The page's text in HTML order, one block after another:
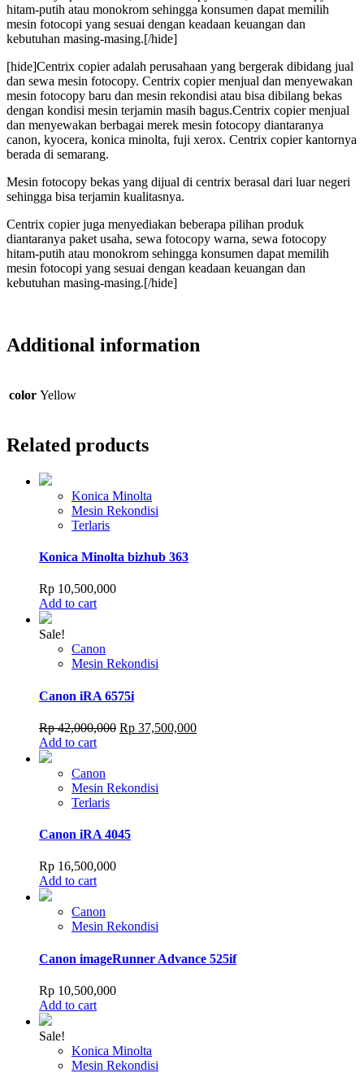
hitam-putih atau monokrom sehingga konsumen dapat memilih
mesin fotocopi yang sesuai dengan keadaan keuangan dan
kebutuhan masing-masing.[/hide]
[hide]Centrix copier adalah perusahaan yang bergerak dibidang jual
dan sewa mesin fotocopy. Centrix copier menjual dan menyewakan
mesin fotocopy baru dan mesin rekondisi atau bisa dibilang bekas
dengan kondisi mesin terjamin masih bagus.Centrix copier menjual
dan menyewakan berbagai merek mesin fotocopy diantaranya
canon, kyocera, konica minolta, fuji xerox. Centrix copier kantornya
berada di semarang.
Mesin fotocopy bekas yang dijual di centrix berasal dari luar negeri
sehingga bisa terjamin kualitasnya.
Centrix copier juga menyediakan beberapa pilihan produk
diantaranya paket usaha, sewa fotocopy warna, sewa fotocopy
hitam-putih atau monokrom sehingga konsumen dapat memilih
mesin fotocopi yang sesuai dengan keadaan keuangan dan
kebutuhan masing-masing.[/hide]
Additional information
color Yellow
Related products
Konica Minolta
Mesin Rekondisi
Terlaris
Konica Minolta bizhub 363
Rp 10,500,000
Add to cart
Sale!
Canon
Mesin Rekondisi
Canon iRA 6575i
Rp42,000,000 Original
Rp 37,500,000Current
Add to cart
Canon
Mesin Rekondisi
Terlaris
Canon iRA 4045
Rp 16,500,000
Add to cart
Canon
Mesin Rekondisi
Canon imageRunner Advance 525if
Rp 10,500,000
Add to cart
Sale!
Konica Minolta
Mesin Rekondisi